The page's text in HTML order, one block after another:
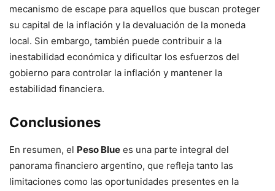
mecanismo de escape para aquellos que buscan proteger
su capital de la inflación y la devaluación de la moneda
local. Sin embargo, también puede contribuir a la
inestabilidad económica y dificultar los esfuerzos del
gobierno para controlar la inflación y mantener la
estabilidad financiera.
Conclusiones
En resumen, el Peso Blue es una parte integral del
panorama financiero argentino, que refleja tanto las
limitaciones como las oportunidades presentes en la